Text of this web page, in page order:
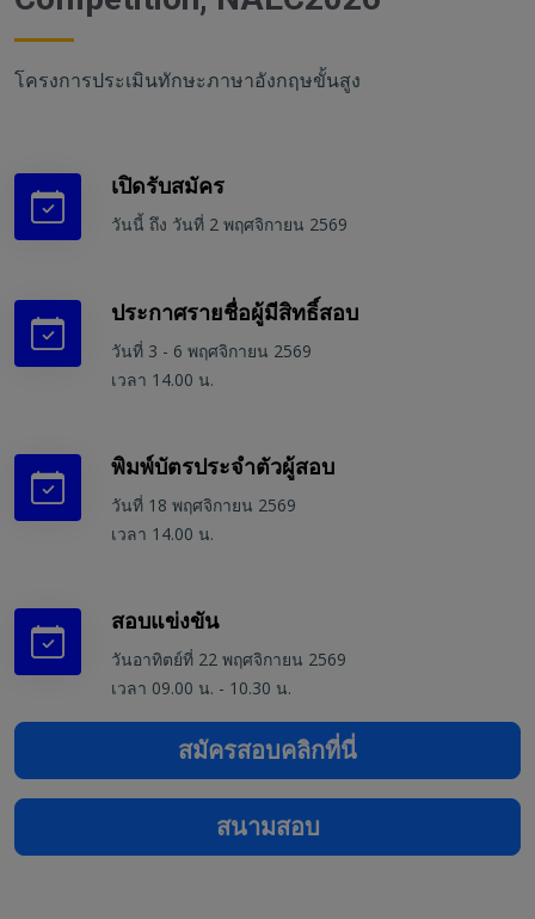
โครงการประเมินทักษะภาษาอังกฤษขั้นสูง
เปิดรับสมัคร
วันนี้ ถึง วันที่ 2 พฤศจิกายน 2569
ประกาศรายชื่อผู้มีสิทธิ์สอบ
วันที่ 3 - 6 พฤศจิกายน 2569
เวลา 14.00 น.
พิมพ์บัตรประจำตัวผู้สอบ
วันที่ 18 พฤศจิกายน 2569
เวลา 14.00 น.
สอบแข่งขัน
วันอาทิตย์ที่ 22 พฤศจิกายน 2569
เวลา 09.00 น. - 10.30 น.
สมัครสอบคลิกที่นี่
สนามสอบ